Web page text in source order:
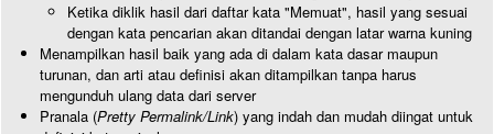
Ketika diklik hasil dari daftar kata "Memuat", hasil yang sesuai
dengan kata pencarian akan ditandai dengan latar warna kuning
Menampilkan hasil baik yang ada di dalam kata dasar maupun
turunan, dan arti atau definisi akan ditampilkan tanpa harus
mengunduh ulang data dari server
Pranala (Pretty Permalink/Link) yang indah dan mudah diingat untuk